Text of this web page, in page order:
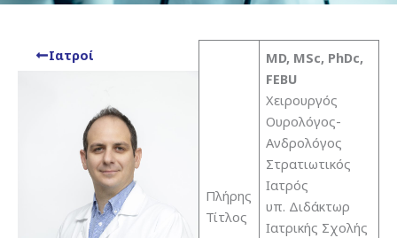
Ιατροί
Πλήρης
Τίτλος
MD, MSc, PhDc,
FEBU
Χειρουργός
Ουρολόγος-
Ανδρολόγος
Στρατιωτικός
Ιατρός
υπ. Διδάκτωρ
Ιατρικής Σχολής